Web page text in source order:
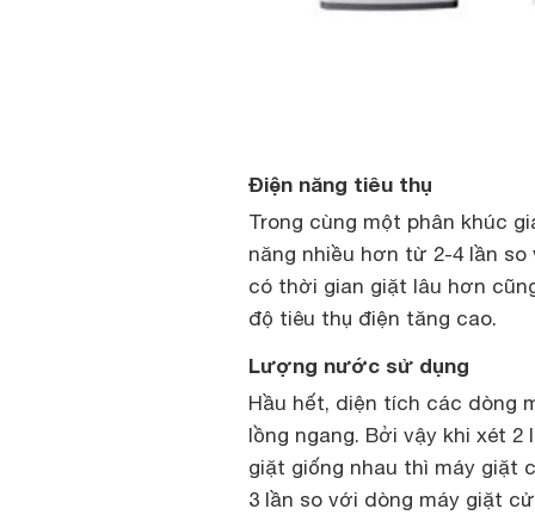
Điện năng tiêu thụ
Trong cùng một phân khúc
năng nhiều hơn từ 2-4 lần
có thời gian giặt lâu hơn
độ tiêu thụ điện tăng cao.
Lượng nước sử dụng
Hầu hết, diện tích các dòng
lồng ngang. Bởi vậy khi xét
giặt giống nhau thì máy giặt
3 lần so với dòng máy giặt